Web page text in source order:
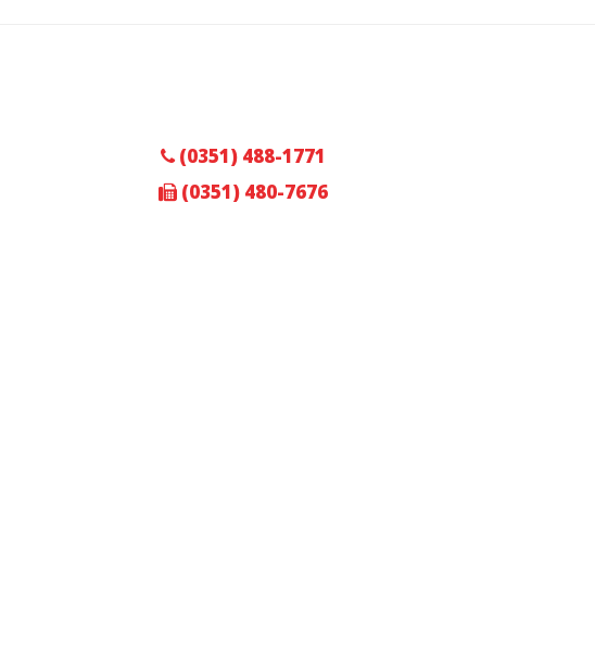
(0351) 488-1771
(0351) 480-7676